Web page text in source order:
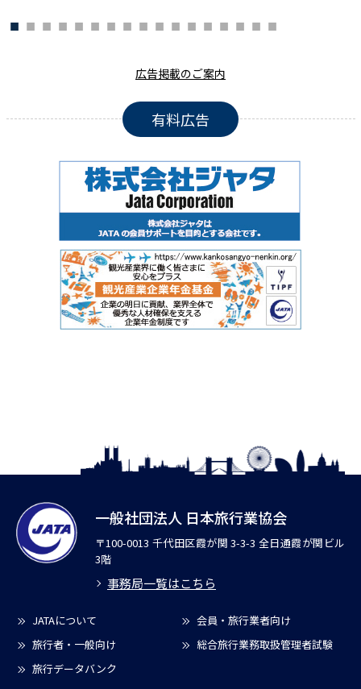
広告掲載のご案内
有料広告
一般社団法人 日本旅行業協会
〒100-0013 千代田区霞が関 3-3-3 全日通霞が関ビル
3階
事務局一覧はこちら
JATAについて
会員・旅行業者向け
旅行者・一般向け
総合旅行業務取扱管理者試験
旅行データバンク